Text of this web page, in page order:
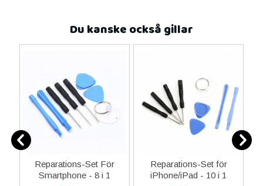
Du kanske också gillar
Reparations-Set För
Smartphone - 8 i 1
Reparations-Set för
iPhone/iPad - 10 i 1